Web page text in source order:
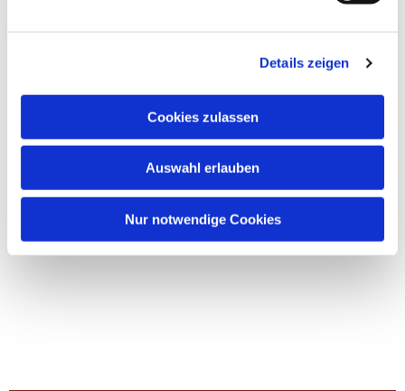
Details zeigen
Cookies zulassen
Auswahl erlauben
Nur notwendige Cookies